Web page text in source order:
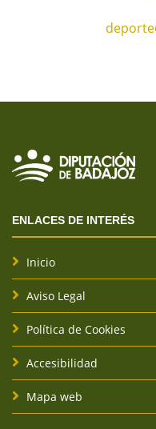
ENLACES DE INTERÉS
Inicio
Aviso Legal
Política de Cookies
Accesibilidad
Mapa web